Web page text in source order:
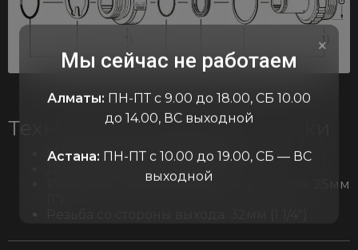
Технические характеристики
Материал: алюминий, сталь
Диаметр прохода: 19мм (3/4″)
Резьба со стороны ввода: внутренняя 25мм
×
Мы сейчас не работаем
Алматы: ПН-ПТ с 9.00 до 18.00, СБ 10.00
до 14.00, ВС выходной
Астана: ПН-ПТ с 10.00 до 19.00, СБ — ВС
выходной